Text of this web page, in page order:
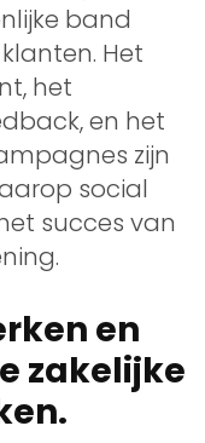
band
Het
het
en het
zijn
social
succes van
en
zakelijke